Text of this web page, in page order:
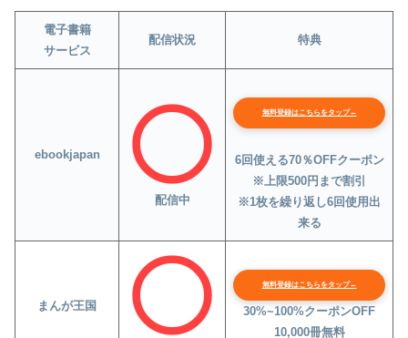
電子書籍
サービス
配信状況 特典
ebookjapan
配信中
無料登録はこちらをタップ←
6回使える70％OFFクーポン
※上限500円まで割引
※1枚を繰り返し6回使用出
来る
まんが王国
無料登録はこちらをタップ←
30%~100%クーポンOFF
10,000冊無料